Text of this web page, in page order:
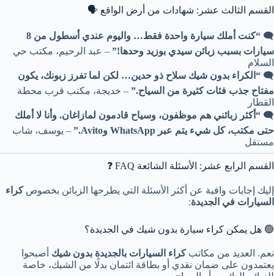
القسم الثالث عشر: شهادات من أرض الواقع 🗣️
🗨️
“كنت أملك سيارة واحدة فقط… واليوم عندي أسطول من 8
سيارات بسبب زبائن سيدي بوزيد وحدها!” – عبد الرحيم، مكتب حي
السلام
🗨️ “الكراء بدون شيك سلاح ذو حدين… لكن لما تفرز زبونك، يكون
مفتاح جذب فئات كثيرة من السياح.” – خديجة، مكتب قرب محطة
القطار
🗨️ “أكثر زبائني هم موظفون، وسياح قادمون لمازاغان. وأنا لا أملك
حتى مكتب، كل شيء يتم عبر WhatsApp وAvito.”
– يوسف، شاب
مستقل
القسم الرابع عشر: الأسئلة الشائعة FAQ ❓
إليك إجابات وافية عن أكثر الأسئلة التي يطرحها الزبائن بخصوصكراء
السيارات في الجديدة:
🟢 هل يمكن كراء سيارة بدون شيك في الجديدة؟
نعم. العديد من مكاتب كراء السيارات بالجديدة بدون شيك أصبحوا
يعتمدون على ضمان نقدي أو بطاقة ائتمان بدلًا من الشيك، خاصة